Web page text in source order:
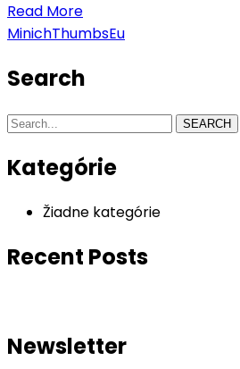
Read More
MinichThumbsEu
Search
SEARCH
Kategórie
Žiadne kategórie
Recent Posts
Newsletter